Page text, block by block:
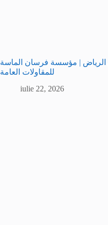
الرياض | مؤسسة فرسان الماسة
للمقاولات العامة
iulie 22, 2026